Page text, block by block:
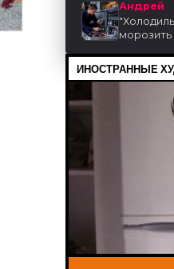
Андрей
"
морозить
ИНОСТРАННЫЕ